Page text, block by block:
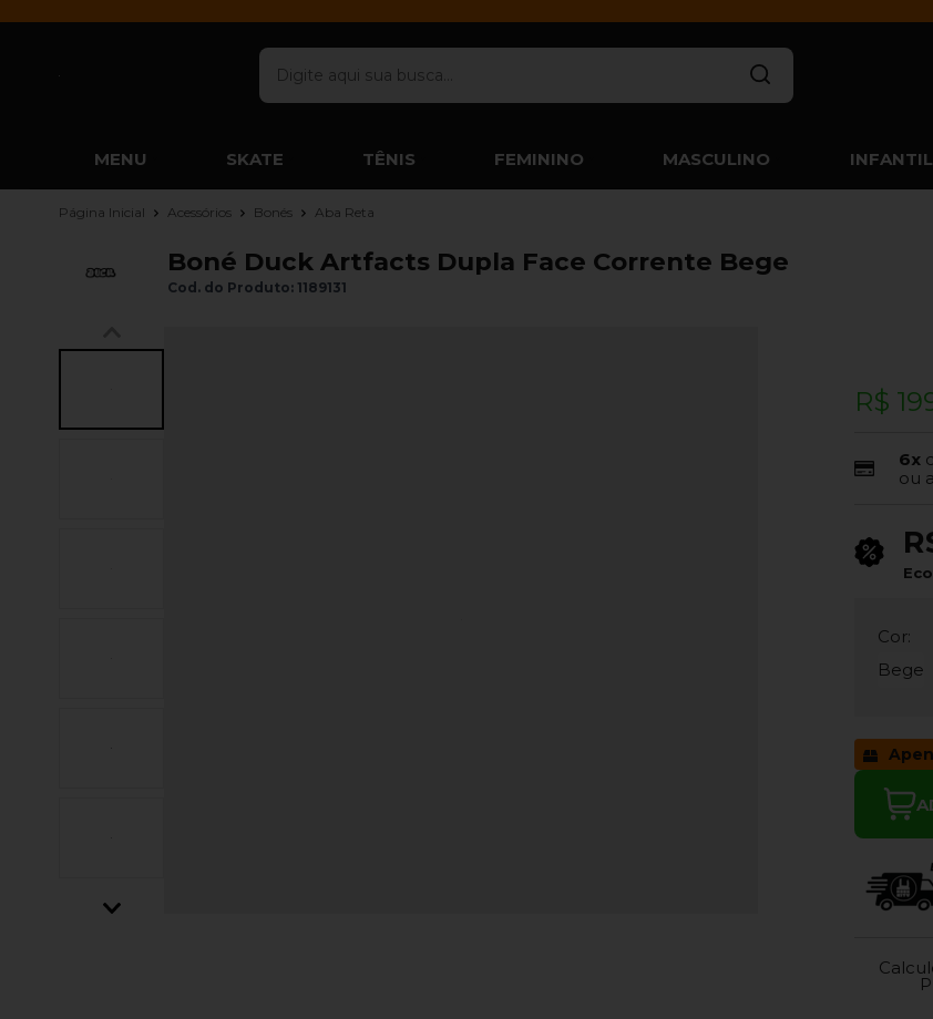
MENU SKATE TÊNIS FEMININO MASCULINO INFANTIL
Página Inicial Acessórios Bonés Aba Reta
Boné Duck Artfacts Dupla Face Corrente Bege
Cod. do Produto: 1189131
R$
6x
ou
Cor:
Bege